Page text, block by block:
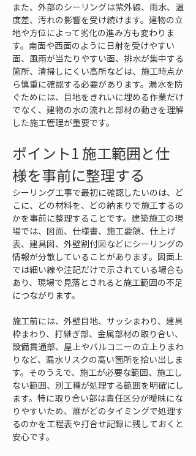
また、外部のシーリングは紫外線、雨水、温
度差、汚れの影響を受け続けます。建物の立
地や方位によって劣化の進み方も変わりま
す。南面や西面のように日射を受けやすい
面、風雨が当たりやすい面、排水が集中する
箇所、清掃しにくい高所などは、施工時点か
ら慎重に確認する必要があります。漏水を防
ぐためには、目地をきれいに埋める作業だけ
でなく、建物の水の流れと部材の動きを理解
した施工管理が重要です。
ポイント1 施工範囲と仕
様を事前に整理する
シーリング工事で最初に確認したいのは、ど
こに、どの材料を、どの納まりで施工するの
かを事前に整理することです。建築施工の現
場では、図面、仕様書、施工要領、仕上げ
表、建具図、外壁割付図などにシーリングの
情報が分散していることがあります。図面上
では細い線や注記だけで示されている場合も
あり、現場で見落とされると施工範囲の不足
につながります。
施工前には、外壁目地、サッシまわり、建具
枠まわり、打継ぎ部、金属部材の取り合い、
設備貫通部、屋上やバルコニーの立上りまわ
りなど、漏水リスクの高い箇所を拾い出しま
す。そのうえで、施工が必要な範囲、施工し
ない範囲、別工種が処理する範囲を明確にし
ます。特に取り合い部は責任区分が曖昧にな
りやすいため、誰がどのタイミングで処理す
るのかを工程表や打合せ記録に残しておくと
安心です。